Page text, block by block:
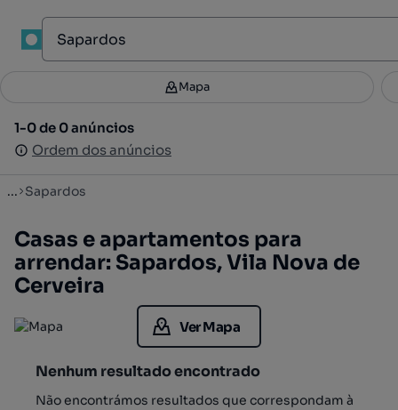
Filtros 2
1-0 de 0 anúncios
Ordem dos anúncios
Mapa
1-0 de 0 anúncios
Ordem dos anúncios
... Sapardos
Casas e apartamentos para
arrendar: Sapardos, Vila Nova de
Cerveira
Ver Mapa
Nenhum resultado encontrado
Não encontrámos resultados que correspondam à